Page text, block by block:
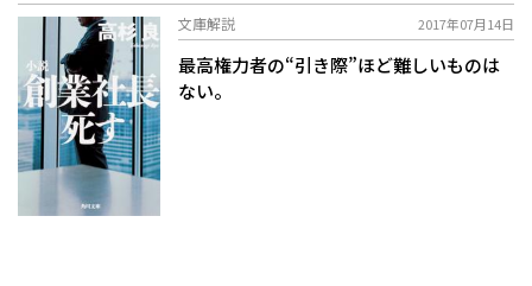
文庫解説 2017年07月14日
最高権力者の“引き際”ほど難しいものは
ない――。